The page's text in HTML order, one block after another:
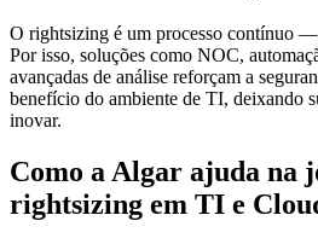
O rightsizing é um processo contínuo —
Por isso, soluções como NOC,
avançadas de análise reforçam a
benefício do ambiente de TI, deixando
inovar.
Como a Algar ajuda na
rightsizing em TI e